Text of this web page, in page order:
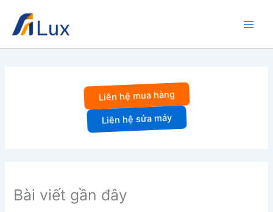
dung
Liên hệ mua hàng
Liên hệ sửa máy
Bài viết gần đây